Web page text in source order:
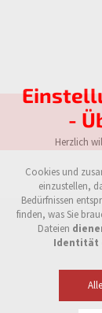
-
Herzlich
Cookies und
einzustellen,
Bedürfnissen
finden, was Sie
Dateien
Identität